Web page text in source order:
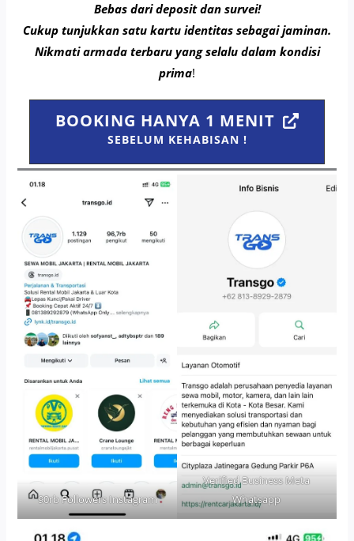
Bebas dari deposit dan survei!
Cukup tunjukkan satu kartu identitas sebagai jaminan.
Nikmati armada terbaru yang selalu dalam kondisi
prima!
BOOKING HANYA 1 MENIT
SEBELUM KEHABISAN !
90rb Followers Instagram
Verified Business Meta
Whatsapp